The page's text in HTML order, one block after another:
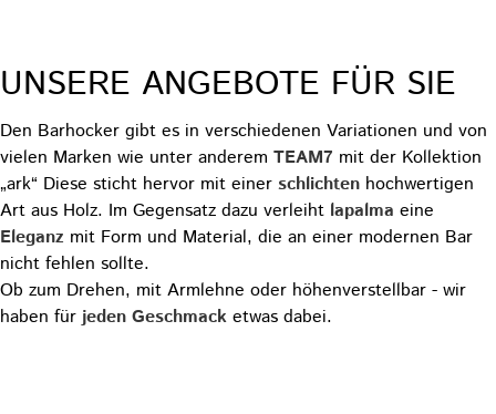
UNSERE ANGEBOTE FÜR SIE
Den Barhocker gibt es in verschiedenen Variationen und von
vielen Marken wie unter anderem TEAM7 mit der Kollektion
„ark“ Diese sticht hervor mit einer schlichten hochwertigen
Art aus Holz. Im Gegensatz dazu verleiht lapalma eine
Eleganz mit Form und Material, die an einer modernen Bar
nicht fehlen sollte.
Ob zum Drehen, mit Armlehne oder höhenverstellbar - wir
haben für jeden Geschmack etwas dabei.